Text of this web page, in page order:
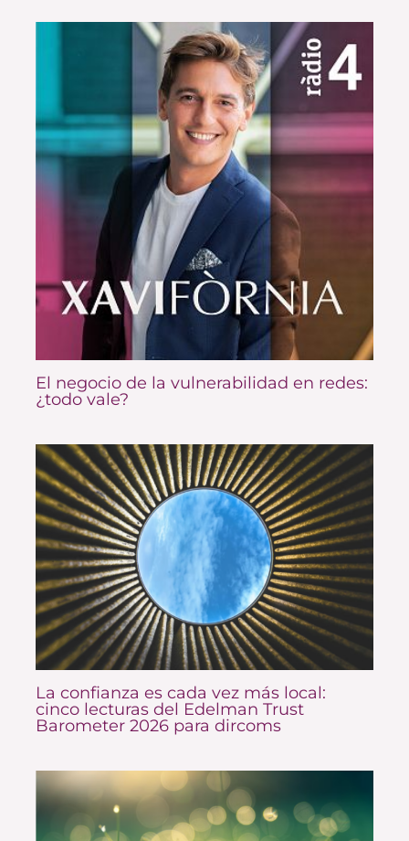
El negocio de la vulnerabilidad en redes:
¿todo vale?
La confianza es cada vez más local:
cinco lecturas del Edelman Trust
Barometer 2026 para dircoms